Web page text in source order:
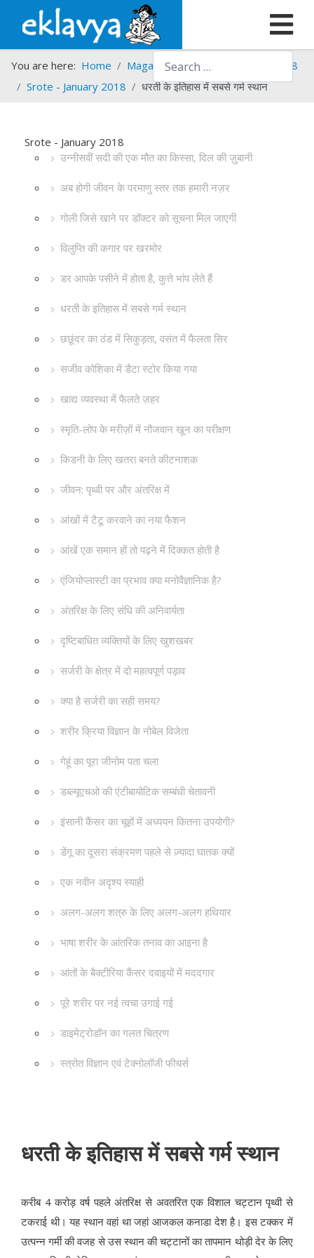
Search
You are here: Home Magazines Srote
Srote - 2018
Srote - January 2018
धरती के इतिहास में सबसे गर्म स्थान
Srote - January 2018
उन्नीसवीं सदी की एक मौत का किस्सा, दिल की ज़ुबानी
अब होगी जीवन के परमाणु स्तर तक हमारी नज़र
गोली जिसे खाने पर डॉक्टर को सूचना मिल जाएगी
विलुप्ति की कगार पर खरमोर
डर आपके पसीने में होता है, कुत्ते भांप लेते हैं
धरती के इतिहास में सबसे गर्म स्थान
छछूंदर का ठंड में सिकुड़ता, वसंत में फैलता सिर
सजीव कोशिका में डैटा स्टोर किया गया
खाद्य व्यवस्था में फैलते ज़हर
स्मृति-लोप के मरीज़ों में नौजवान खून का परीक्षण
किडनी के लिए खतरा बनते कीटनाशक
जीवन: पृथ्वी पर और अंतरिक्ष में
आंखों में टैटू करवाने का नया फैशन
आंखें एक समान हों तो पढ़ने में दिक्कत होती है
एंजियोप्लास्टी का प्रभाव क्या मनोवैज्ञानिक है?
अंतरिक्ष के लिए संधि की अनिवार्यता
दृष्टिबाधित व्यक्तियों के लिए खुशखबर
सर्जरी के क्षेत्र में दो महत्वपूर्ण पड़ाव
क्या है सर्जरी का सही समय?
शरीर क्रिया विज्ञान के नोबेल विजेता
गेहूं का पूरा जीनोम पता चला
डब्ल्यूएचओ की एंटीबायोटिक सम्बंधी चेतावनी
इंसानी कैंसर का चूहों में अध्ययन कितना उपयोगी?
डेंगू का दूसरा संक्रमण पहले से ज़्यादा घातक क्यों
एक नवीन अदृश्य स्याही
अलग-अलग शत्रु के लिए अलग-अलग हथियार
भाषा शरीर के आंतरिक तनाव का आइना है
आंतों के बैक्टीरिया कैंसर दवाइयों में मददगार
पूरे शरीर पर नई त्वचा उगाई गई
डाइमेट्रोडॉन का गलत चित्रण
स्त्रोत विज्ञान एवं टेक्नोलॉजी फीचर्स
धरती के इतिहास में सबसे गर्म स्थान
करीब 4 करोड़ वर्ष पहले अंतरिक्ष से अवतरित एक विशाल चट्टान पृथ्वी से
टकराई थी। यह स्थान वहां था जहां आजकल कनाडा देश है। इस टक्कर में
उत्पन्न गर्मी की वजह से उस स्थान की चट्टानों का तापमान थोड़ी देर के लिए